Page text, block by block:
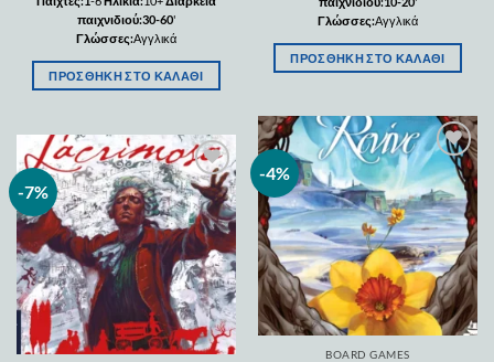
Γλώσσες:Αγγλικά
ΠΡΟΣΘΉΚΗ ΣΤΟ ΚΑΛΆΘΙ
παιχνιδιού:30-60'
Γλώσσες:Αγγλικά
ΠΡΟΣΘΉΚΗ ΣΤΟ ΚΑΛΆΘΙ
-4%
Add to
wishlist
BOARD GAMES
-7%
Add to
wishlist